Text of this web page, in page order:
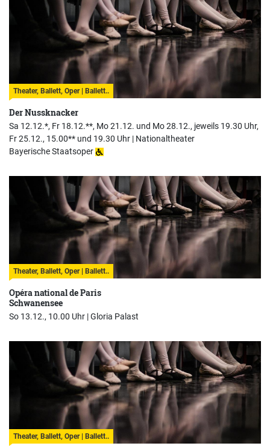
Theater, Ballett, Oper | Ballett..
Der Nussknacker
Sa 12.12.*, Fr 18.12.**, Mo 21.12. und Mo 28.12., jeweils 19.30 Uhr,
Fr 25.12., 15.00** und 19.30 Uhr | Nationaltheater
Bayerische Staatsoper
Theater, Ballett, Oper | Ballett..
Opéra national de Paris
Schwanensee
So 13.12., 10.00 Uhr |Gloria Palast
Theater, Ballett, Oper | Ballett..